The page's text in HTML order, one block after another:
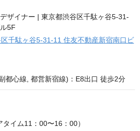
千駄ヶ谷5-31‐11 住友不動産新宿南口ビ
都心線, 都営新宿線)：E8出口 徒歩2分
タイム11：00〜16：00）